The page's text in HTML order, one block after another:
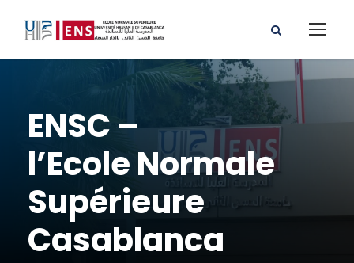
ENSC –
l’Ecole Normale
Supérieure
Casablanca